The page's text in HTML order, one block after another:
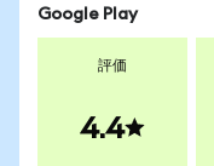
Google Play
評価
4.4